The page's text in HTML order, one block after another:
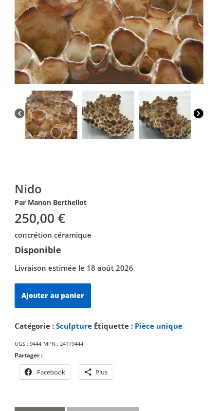
Nido
Par Manon Berthellot
250,00 €
concrétion céramique
Disponible
Livraison estimée le 18 août 2026
de
Ajouter au panier
Catégorie : Sculpture Étiquette : Pièce unique
UGS : 9444 MPN : 24TT9444
Partager :
Facebook Plus